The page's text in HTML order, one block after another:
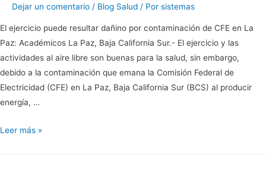
Dejar un comentario / Blog Salud / Por sistemas
El ejercicio puede resultar dañino por contaminación de CFE en La
Paz: Académicos La Paz, Baja California Sur.- El ejercicio y las
actividades al aire libre son buenas para la salud, sin embargo,
debido a la contaminación que emana la Comisión Federal de
Electricidad (CFE) en La Paz, Baja California Sur (BCS) al producir
energía, …
El
Leer más »